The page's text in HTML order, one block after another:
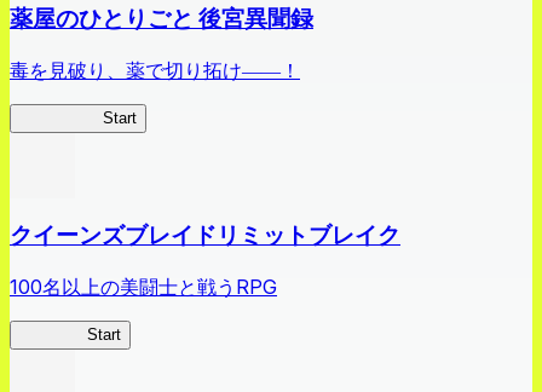
薬屋のひとりごと 後宮異聞録
毒を見破り、薬で切り拓け――！
Start
クイーンズブレイドリミットブレイク
100名以上の美闘士と戦うRPG
Start